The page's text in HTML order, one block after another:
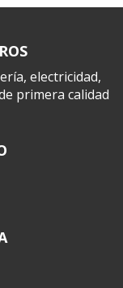
electricidad,
primera calidad